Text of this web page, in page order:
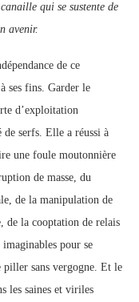
qui se sustente de
avenir.
de ce
ses fins. Garder le
d’exploitation
serfs. Elle a réussi à
une foule moutonnière
de masse, du
de la manipulation de
de la cooptation de relais
imaginables pour se
sans vergogne. Et le
les saines et viriles